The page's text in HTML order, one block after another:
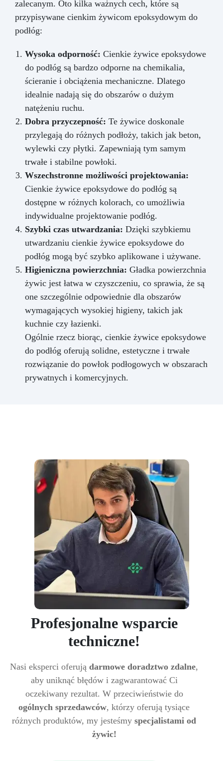
zalecanym. Oto kilka ważnych cech, które są
przypisywane cienkim żywicom epoksydowym do
podłóg:
Wysoka odporność: Cienkie żywice epoksydowe
do podłóg są bardzo odporne na chemikalia,
ścieranie i obciążenia mechaniczne. Dlatego
idealnie nadają się do obszarów o dużym
natężeniu ruchu.
Dobra przyczepność: Te żywice doskonale
przylegają do różnych podłoży, takich jak beton,
wylewki czy płytki. Zapewniają tym samym
trwałe i stabilne powłoki.
Wszechstronne możliwości projektowania:
Cienkie żywice epoksydowe do podłóg są
dostępne w różnych kolorach, co umożliwia
indywidualne projektowanie podłóg.
Szybki czas utwardzania: Dzięki szybkiemu
utwardzaniu cienkie żywice epoksydowe do
podłóg mogą być szybko aplikowane i używane.
Higieniczna powierzchnia: Gładka powierzchnia
żywic jest łatwa w czyszczeniu, co sprawia, że są
one szczególnie odpowiednie dla obszarów
wymagających wysokiej higieny, takich jak
kuchnie czy łazienki.
Ogólnie rzecz biorąc, cienkie żywice epoksydowe
do podłóg oferują solidne, estetyczne i trwałe
rozwiązanie do powłok podłogowych w obszarach
prywatnych i komercyjnych.
Profesjonalne wsparcie
techniczne!
Nasi eksperci oferują darmowe doradztwo zdalne,
aby uniknąć błędów i zagwarantować Ci
oczekiwany rezultat. W przeciwieństwie do
ogólnych sprzedawców, którzy oferują tysiące
różnych produktów, my jesteśmy specjalistami od
żywic!